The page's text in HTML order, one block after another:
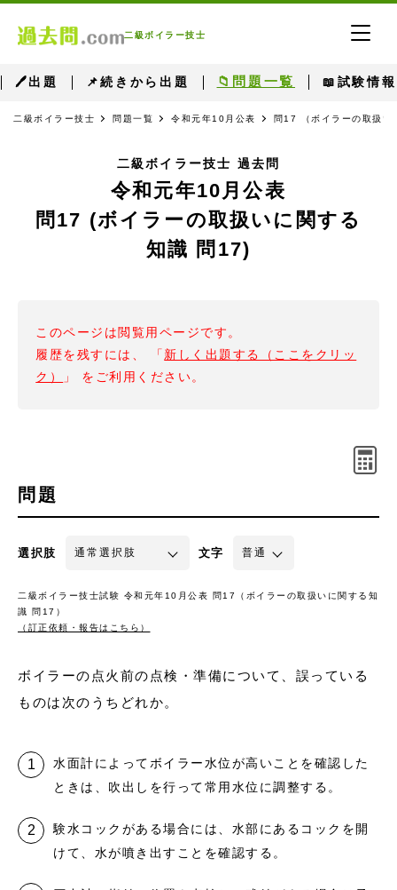
二級ボイラー技士
🖊出題 📌続きから出題 📁問題一覧 📖試験情報
二級ボイラー技士 問題一覧 令和元年10月公表 問17 （ボイラーの取扱い
二級ボイラー技士 過去問
令和元年10月公表
問17 (ボイラーの取扱いに関する
知識 問17)
このページは閲覧用ページです。
履歴を残すには、 「 新しく出題する（ここをクリッ
ク）
」 をご利用ください。
問題
選択肢 文字
二級ボイラー技士試験 令和元年10月公表 問17（ボイラーの取扱いに関する知
識 問17）
（訂正依頼・報告はこちら）
ボイラーの点火前の点検・準備について、誤っている
ものは次のうちどれか。
水面計によってボイラー水位が高いことを確認した
ときは、吹出しを行って常用水位に調整する。
験水コックがある場合には、水部にあるコックを開
けて、水が噴き出すことを確認する。